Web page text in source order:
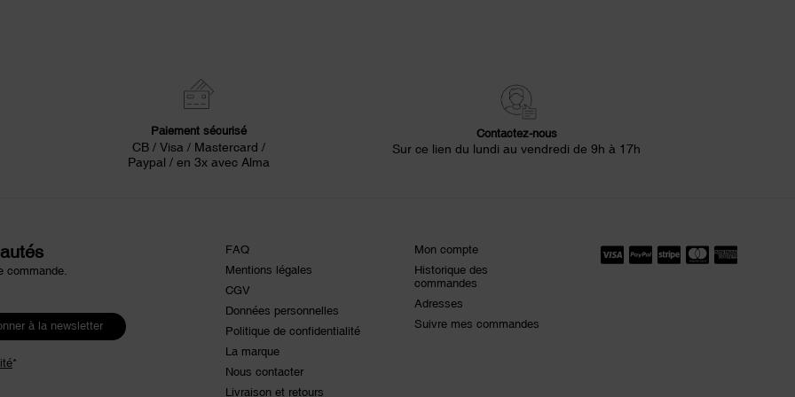
Paiement sécurisé
CB / Visa / Mastercard /
Paypal / en 3x avec Alma
Contactez-nous
Sur ce lien du lundi au vendredi de 9h à 17h
commande.
à la newsletter
*
FAQ
Mentions légales
CGV
Données personnelles
Politique de confidentialité
La marque
Nous contacter
Livraison et retours
Mon compte
Historique des
commandes
Adresses
Suivre mes commandes